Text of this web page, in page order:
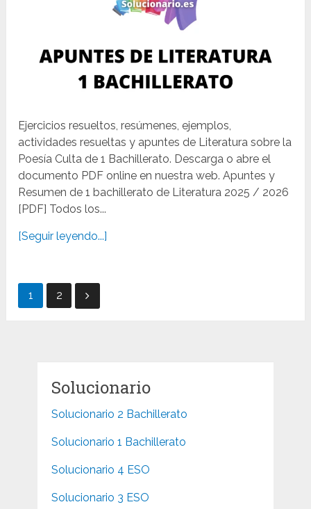
Ejercicios resueltos, resúmenes, ejemplos,
actividades resueltas y apuntes de Literatura sobre la
Poesía Culta de 1 Bachillerato. Descarga o abre el
documento PDF online en nuestra web. Apuntes y
Resumen de 1 bachillerato de Literatura 2025 / 2026
[PDF] Todos los...
[Seguir leyendo...]
Paginación
1 2
Solucionario
Solucionario 2 Bachillerato
Solucionario 1 Bachillerato
Solucionario 4 ESO
Solucionario 3 ESO